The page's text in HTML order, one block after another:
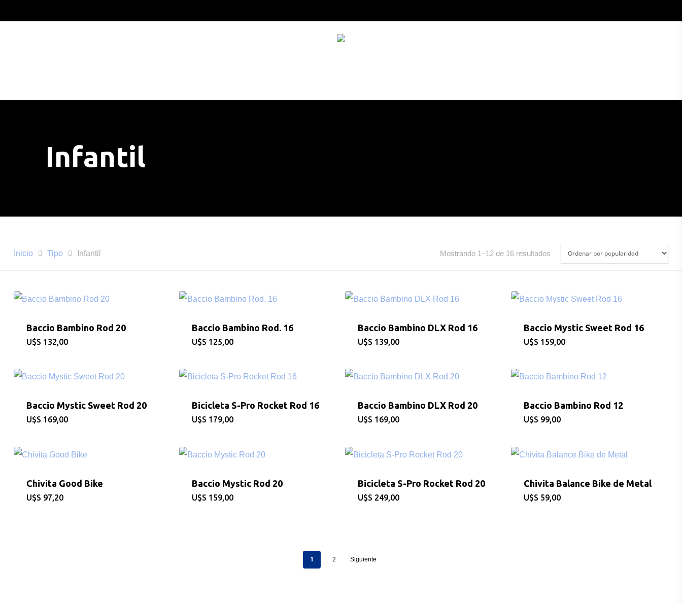
Infantil
Mostrando 1–12 de 16 resultados Ordenado
Inicio Tipo Infantil
Baccio Bambino Rod 20
$ 132,00
Baccio Bambino Rod. 16
$ 125,00
Baccio Bambino DLX Rod 16
$ 139,00
Baccio Mystic Sweet Rod 16
$ 159,00
Baccio Mystic Sweet Rod 20
$ 169,00
Bicicleta S-Pro Rocket Rod 16
$ 179,00
Baccio Bambino DLX Rod 20
$ 169,00
Baccio Bambino Rod 12
$ 99,00
Chivita Good Bike
$ 97,20
Baccio Mystic Rod 20
$ 159,00
Bicicleta S-Pro Rocket Rod 20
$ 249,00
Chivita Balance Bike de Metal
$ 59,00
1 2 Siguiente